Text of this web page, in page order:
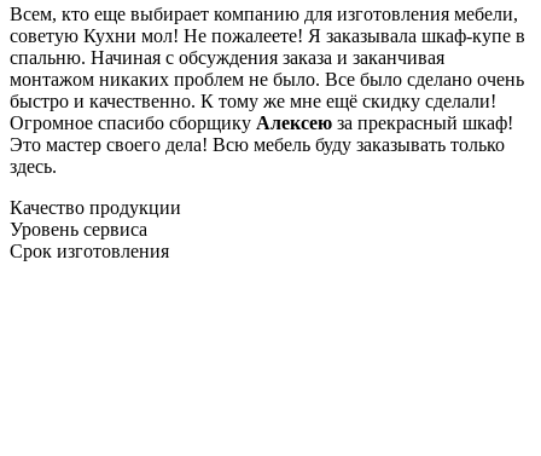
Всем, кто еще выбирает компанию для изготовления мебели,
советую Кухни мол! Не пожалеете! Я заказывала шкаф-купе в
спальню. Начиная с обсуждения заказа и заканчивая
монтажом никаких проблем не было. Все было сделано очень
быстро и качественно. К тому же мне ещё скидку сделали!
Огромное спасибо сборщику Алексею за прекрасный шкаф!
Это мастер своего дела! Всю мебель буду заказывать только
здесь.
Качество продукции
Уровень сервиса
Срок изготовления